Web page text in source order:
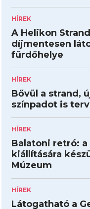
HÍREK
A Helikon
díjmentesen
fürdőhelye
HÍREK
Bővül a strand,
színpadot is
HÍREK
Balatoni retró:
kiállítására
Múzeum
HÍREK
Látogatható a